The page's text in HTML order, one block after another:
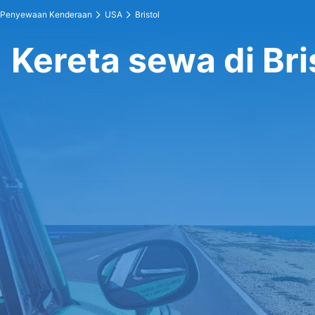
Penyewaan Kenderaan USA Bristol
Kereta sewa di